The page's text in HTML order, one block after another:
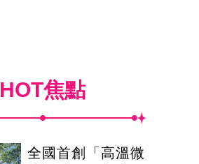
HOT焦點
全國首創「高溫微